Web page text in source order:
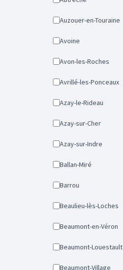
Auzouer-en-Touraine
Avoine
Avon-les-Roches
Avrillé-les-Ponceaux
Azay-le-Rideau
Azay-sur-Cher
Azay-sur-Indre
Ballan-Miré
Barrou
Beaulieu-lès-Loches
Beaumont-en-Véron
Beaumont-Louestault
Beaumont-Village